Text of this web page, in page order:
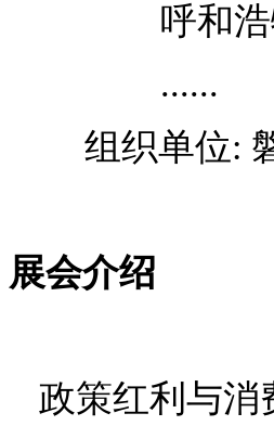
呼和
......
组织单位:
展会介绍
政策红利与消